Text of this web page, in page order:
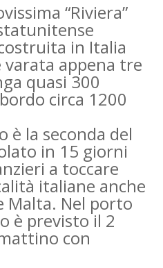
“Riviera”
in Italia
appena tre
quasi 300
circa 1200
è la seconda del
in 15 giorni
a toccare
italiane anche
Malta. Nel porto
è previsto il 2
con